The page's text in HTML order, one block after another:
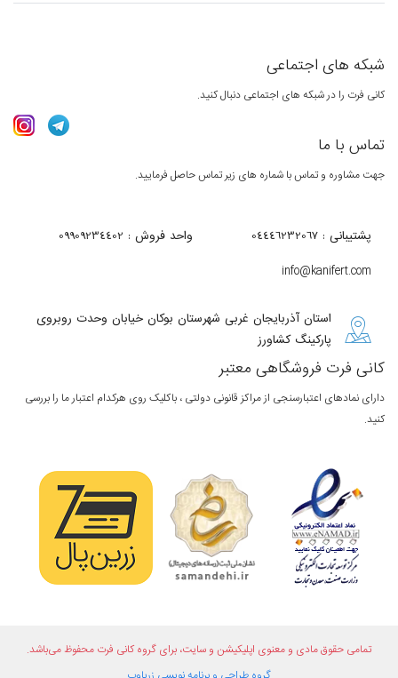
شبکه های اجتماعی
کانی فرت را در شبکه های اجتماعی دنبال کنید.
تماس با ما
جهت مشاوره و تماس با شماره های زیر تماس حاصل فرمایید.
پشتیبانی : 04446232067 واحد فروش : 09909234402
info@kanifert.com
استان آذربایجان غربی شهرستان بوکان خیابان وحدت روبروی
پارکینگ کشاورز
کانی فرت فروشگاهی معتبر
دارای نمادهای اعتبارسنجی از مراکز قانونی دولتی ، باکلیک روی هرکدام اعتبار ما را بررسی
کنید.
تمامی حقوق مادی و معنوی اپلیکیشن و سایت، برای گروه کانی فرت محفوظ می‌باشد.